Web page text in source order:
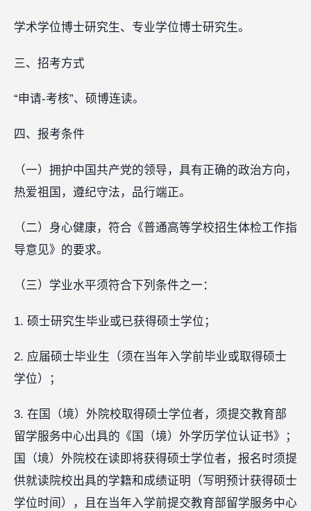
学术学位博士研究生、专业学位博士研究生。
三、招考方式
“申请-考核”、硕博连读。
四、报考条件
（一）拥护中国共产党的领导，具有正确的政治方向，
热爱祖国，遵纪守法，品行端正。
（二）身心健康，符合《普通高等学校招生体检工作指
导意见》的要求。
（三）学业水平须符合下列条件之一：
1. 硕士研究生毕业或已获得硕士学位；
2. 应届硕士毕业生（须在当年入学前毕业或取得硕士
学位）；
3. 在国（境）外院校取得硕士学位者，须提交教育部
留学服务中心出具的《国（境）外学历学位认证书》；
国（境）外院校在读即将获得硕士学位者，报名时须提
供就读院校出具的学籍和成绩证明（写明预计获得硕士
学位时间），且在当年入学前提交教育部留学服务中心